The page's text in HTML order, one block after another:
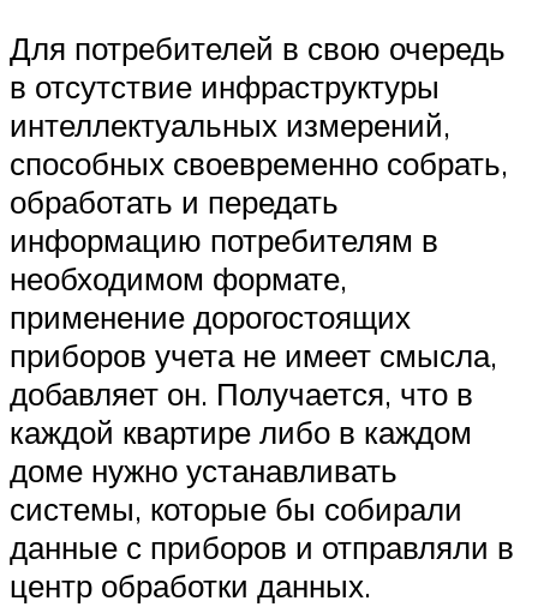
Для потребителей в свою очередь
в отсутствие инфраструктуры
интеллектуальных измерений,
способных своевременно собрать,
обработать и передать
информацию потребителям в
необходимом формате,
применение дорогостоящих
приборов учета не имеет смысла,
добавляет он. Получается, что в
каждой квартире либо в каждом
доме нужно устанавливать
системы, которые бы собирали
данные с приборов и отправляли в
центр обработки данных.